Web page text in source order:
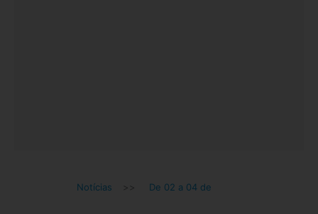
Notícias >> De 02 a 04 de